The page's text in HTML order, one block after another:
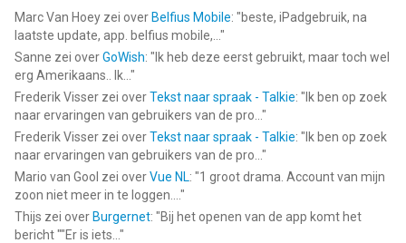
Marc Van Hoey zei over Belfius Mobile: "beste, iPadgebruik, na
laatste update, app. belfius mobile,... "
Sanne zei overGoWish: " Ik heb deze eerst gebruikt, maar toch wel
erg Amerikaans.. Ik... "
Frederik Visser zei overTekst naar spraak - Talkie: " Ik ben op zoek
naar ervaringen van gebruikers van de pro... "
Frederik Visser zei overTekst naar spraak - Talkie: " Ik ben op zoek
naar ervaringen van gebruikers van de pro... "
Mario van Gool zei overVue NL: "1 groot drama. Account van mijn
zoon niet meer in te loggen.... "
Thijs zei over Burgernet: "Bij het openen van de app komt het
bericht ""Er is iets... "